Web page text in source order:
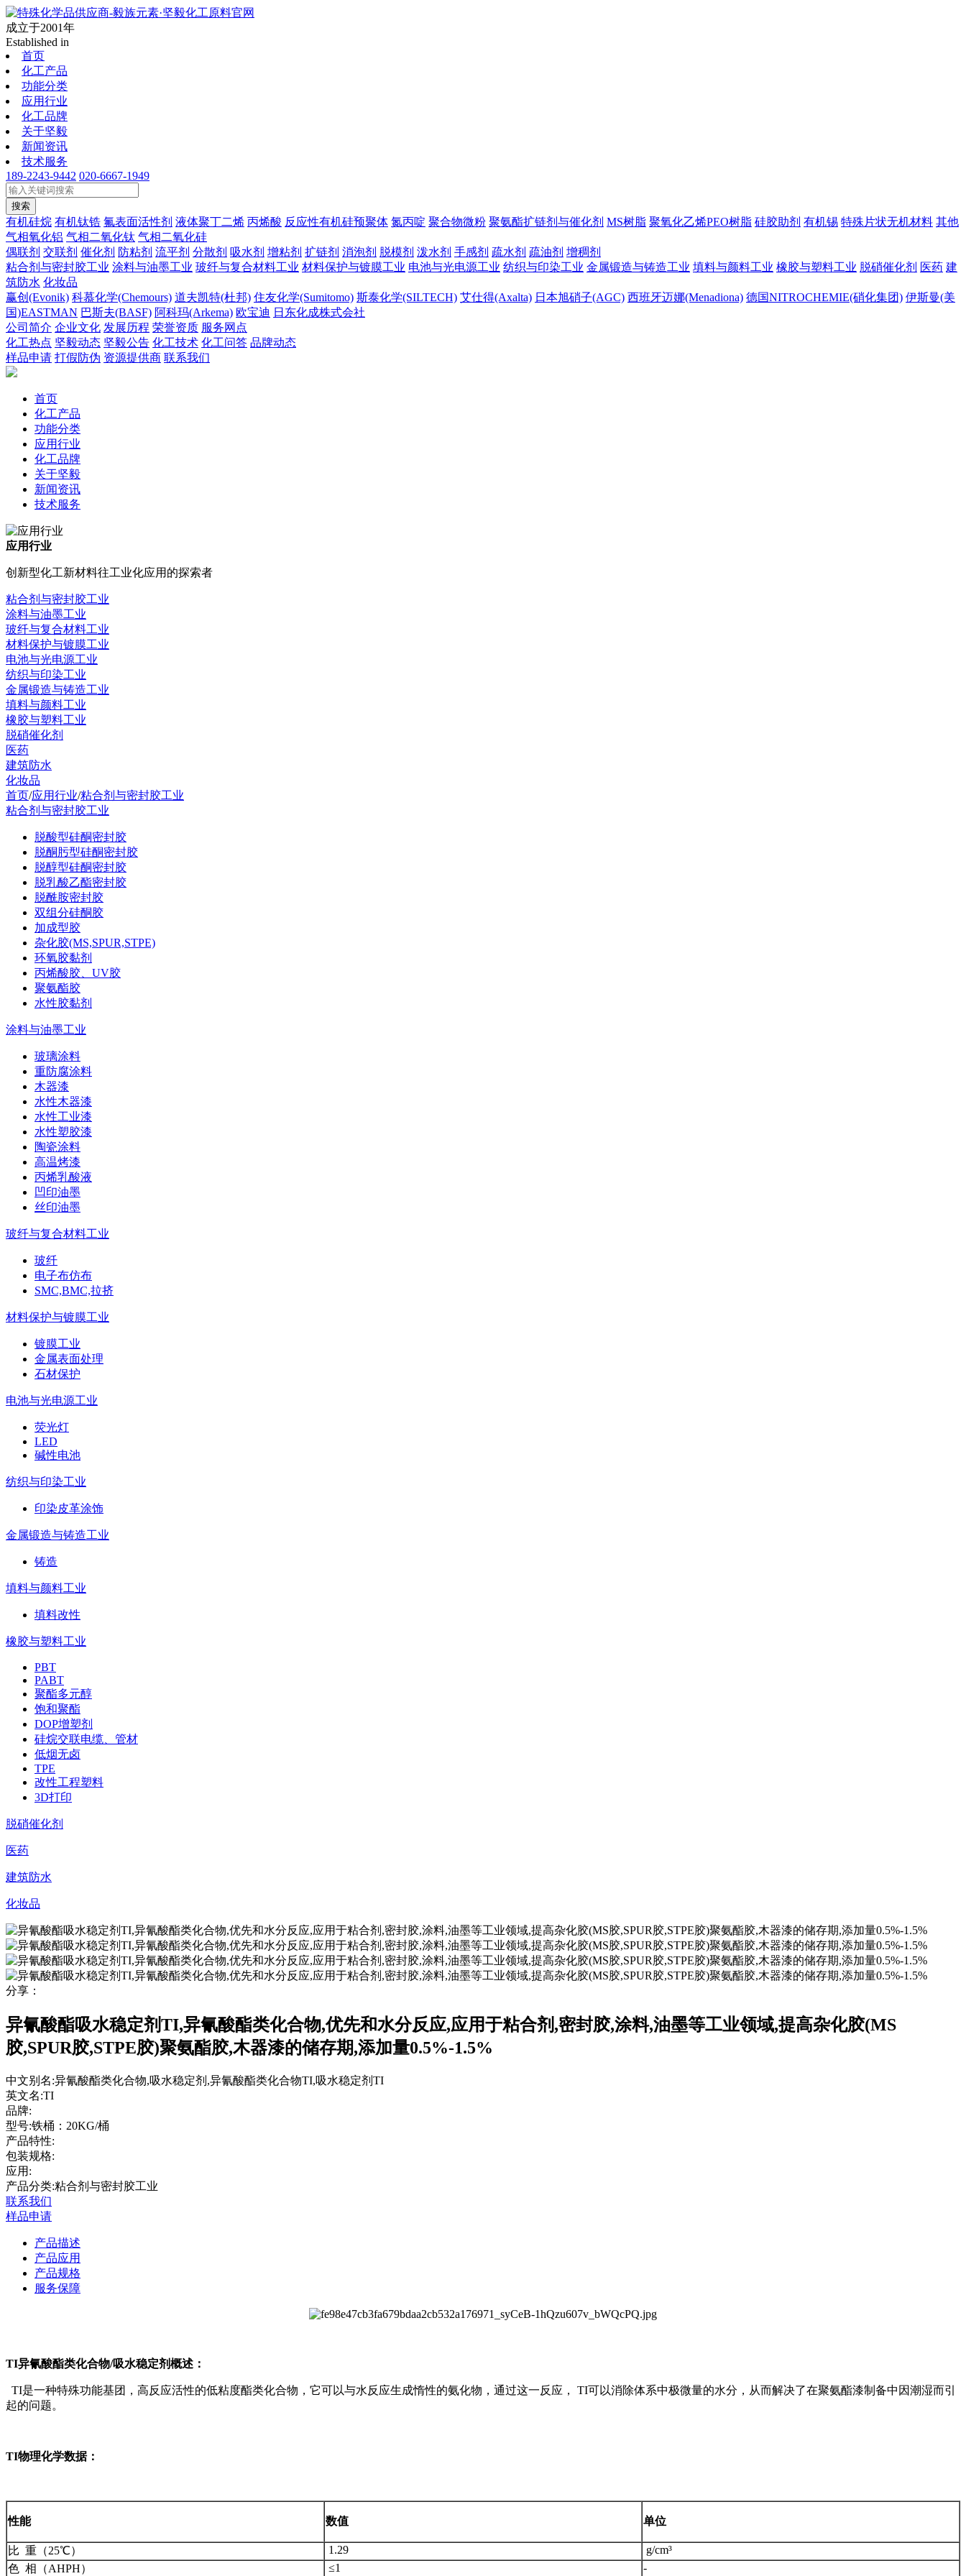
成立于2001年
Established in
首页
化工产品
功能分类
应用行业
化工品牌
关于坚毅
新闻资讯
技术服务
189-2243-9442 020-6667-1949
搜索
有机硅烷 有机钛锆 氟表面活性剂 液体聚丁二烯 丙烯酸 反应性有机硅预聚体 氮丙啶 聚合物微粉 聚氨酯扩链剂与催化剂 MS树脂 聚氧化乙烯PEO树脂 硅胶助剂 有机锡 特殊片状无机材料 其他
气相氧化铝 气相二氧化钛 气相二氧化硅
偶联剂 交联剂 催化剂 防粘剂 流平剂 分散剂 吸水剂 增粘剂 扩链剂 消泡剂 脱模剂 泼水剂 手感剂 疏水剂 疏油剂 增稠剂
粘合剂与密封胶工业 涂料与油墨工业 玻纤与复合材料工业 材料保护与镀膜工业 电池与光电源工业 纺织与印染工业 金属锻造与铸造工业 填料与颜料工业 橡胶与塑料工业 脱硝催化剂 医药 建
筑防水 化妆品
赢创(Evonik) 科慕化学(Chemours) 道夫凯特(杜邦) 住友化学(Sumitomo) 斯泰化学(SILTECH) 艾仕得(Axalta) 日本旭硝子(AGC) 西班牙迈娜(Menadiona) 德国NITROCHEMIE(硝化集团) 伊斯曼(美
国)EASTMAN 巴斯夫(BASF) 阿科玛(Arkema) 欧宝迪 日东化成株式会社
公司简介 企业文化 发展历程 荣誉资质 服务网点
化工热点 坚毅动态 坚毅公告 化工技术 化工问答 品牌动态
样品申请 打假防伪 资源提供商 联系我们
首页
化工产品
功能分类
应用行业
化工品牌
关于坚毅
新闻资讯
技术服务
应用行业
创新型化工新材料往工业化应用的探索者
粘合剂与密封胶工业
涂料与油墨工业
玻纤与复合材料工业
材料保护与镀膜工业
电池与光电源工业
纺织与印染工业
金属锻造与铸造工业
填料与颜料工业
橡胶与塑料工业
脱硝催化剂
医药
建筑防水
化妆品
首页/应用行业/粘合剂与密封胶工业
粘合剂与密封胶工业
脱酸型硅酮密封胶
脱酮肟型硅酮密封胶
脱醇型硅酮密封胶
脱乳酸乙酯密封胶
脱酰胺密封胶
双组分硅酮胶
加成型胶
杂化胶(MS,SPUR,STPE)
环氧胶黏剂
丙烯酸胶、UV胶
聚氨酯胶
水性胶黏剂
涂料与油墨工业
玻璃涂料
重防腐涂料
木器漆
水性木器漆
水性工业漆
水性塑胶漆
陶瓷涂料
高温烤漆
丙烯乳酸液
凹印油墨
丝印油墨
玻纤与复合材料工业
玻纤
电子布仿布
SMC,BMC,拉挤
材料保护与镀膜工业
镀膜工业
金属表面处理
石材保护
电池与光电源工业
荧光灯
LED
碱性电池
纺织与印染工业
印染皮革涂饰
金属锻造与铸造工业
铸造
填料与颜料工业
填料改性
橡胶与塑料工业
PBT
PABT
聚酯多元醇
饱和聚酯
DOP增塑剂
硅烷交联电缆、管材
低烟无卤
TPE
改性工程塑料
3D打印
脱硝催化剂
医药
建筑防水
化妆品
分享：
异氰酸酯吸水稳定剂TI,异氰酸酯类化合物,优先和水分反应,应用于粘合剂,密封胶,涂料,油墨等工业领域,提高杂化胶(MS
胶,SPUR胶,STPE胶)聚氨酯胶,木器漆的储存期,添加量0.5%-1.5%
中文别名:异氰酸酯类化合物,吸水稳定剂,异氰酸酯类化合物TI,吸水稳定剂TI
英文名:TI
品牌:
型号:铁桶：20KG/桶
产品特性:
包装规格:
应用:
产品分类:粘合剂与密封胶工业
联系我们
样品申请
产品描述
产品应用
产品规格
服务保障
TI异氰酸酯类化合物/吸水稳定剂概述：
TI是一种特殊功能基团，高反应活性的低粘度酯类化合物，它可以与水反应生成惰性的氨化物，通过这一反应， TI可以消除体系中极微量的水分，从而解决了在聚氨酯漆制备中因潮湿而引
起的问题。
TI物理化学数据：
性能 数值 单位
比 重（25℃） 1.29
g/cm³
色 相（AHPH）
≤1 -